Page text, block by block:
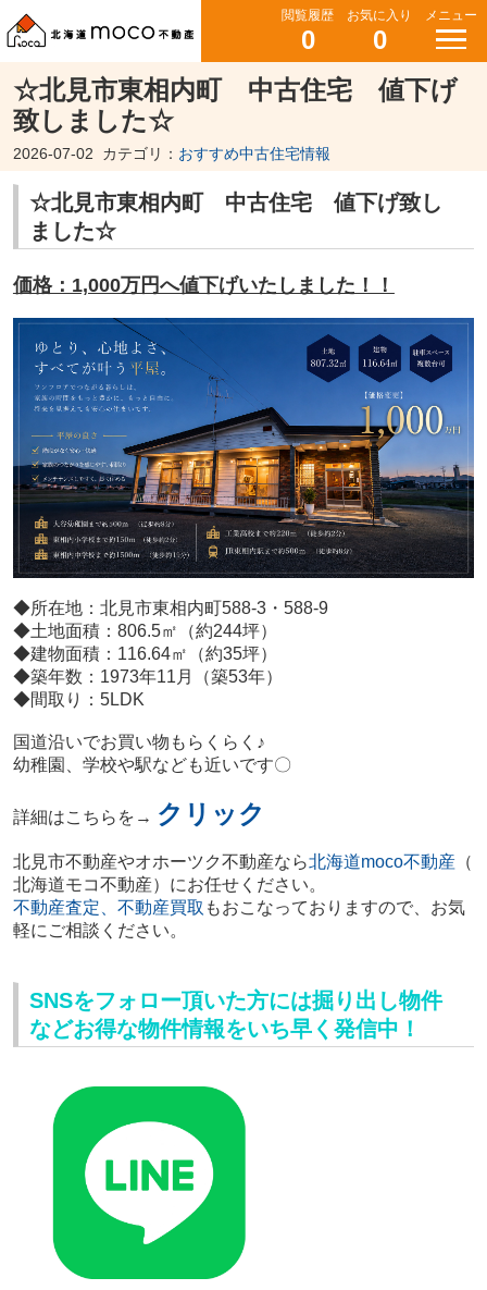
閲覧履歴
0
お気に入り
0
メニュー
☆北見市東相内町 中古住宅 値下げ
致しました☆
2026-07-02 カテゴリ： おすすめ中古住宅情報
☆北見市東相内町 中古住宅 値下げ致し
ました☆
価格：1,000万円へ値下げいたしました！！
◆所在地：北見市東相内町588-3・588-9
◆土地面積：806.5㎡（約244坪）
◆建物面積：116.64㎡（約35坪）
◆築年数：1973年11月（築53年）
◆間取り：5LDK
国道沿いでお買い物もらくらく♪
幼稚園、学校や駅なども近いです〇
詳細はこちらを→ クリック
北見市不動産やオホーツク不動産なら北海道moco不動産（
北海道モコ不動産）にお任せください。
不動産査定、不動産買取 もおこなっておりますので、 お気
軽にご相談ください。
SNSをフォロー頂いた方には掘り出し物件
などお得な物件情報をいち早く発信中！